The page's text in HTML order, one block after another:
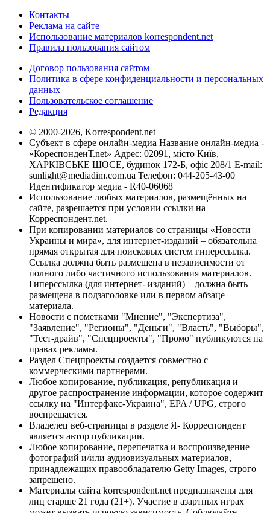
Контакты
Реклама на сайте
Использование материалов korrespondent.net
Правила пользования сайтом
Договор пользования сайтом
Политика в сфере конфиденциальности и персональных
данных
Пользовательское соглашение
Редакция
© 2000-2026, Korrespondent.net
Субъект в сфере онлайн-медиа Название онлайн-медиа -
«КореспонденТ.net» Адрес: 02091, місто Київ,
ХАРКІВСЬКЕ ШОСЕ, будинок 172-Б, офіс 208/1 E-mail:
sunlight@mediadim.com.ua Телефон: 044-205-43-00
Идентификатор медиа - R40-06068
Использование любых материалов, размещённых на
сайте, разрешается при условии ссылки на
Корреспондент.net.
При копировании материалов со страницы «Новости
Украины и мира», для интернет-изданий – обязательна
прямая открытая для поисковых систем гиперссылка.
Ссылка должна быть размещена в независимости от
полного либо частичного использования материалов.
Гиперссылка (для интернет- изданий) – должна быть
размещена в подзаголовке или в первом абзаце
материала.
Новости с пометками "Мнение", "Экспертиза",
"Заявление", "Регионы", "Деньги", "Власть", "Выборы",
"Тест-драйв", "Спецпроекты", "Промо" публикуются на
правах рекламы.
Раздел Спецпроекты создается совместно с
коммерческими партнерами.
Любое копирование, публикация, републикация и
другое распространение информации, которое содержит
ссылку на "Интерфакс-Украина", EPA / UPG, строго
воспрещается.
Владелец веб-страницы в разделе Я- Корреспондент
является автор публикации.
Любое копирование, перепечатка и воспроизведение
фотографий и/или аудиовизуальных материалов,
принадлежащих правообладателю Getty Images, строго
запрещено.
Материалы сайта korrespondent.net предназначены для
лиц старше 21 года (21+). Участие в азартных играх